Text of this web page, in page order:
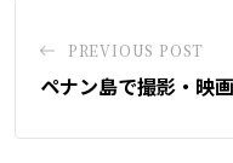
PREVIOUS POST
ペナン島で撮影・映